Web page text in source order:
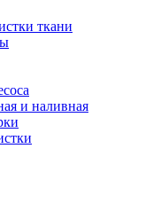
ткани
и наливная